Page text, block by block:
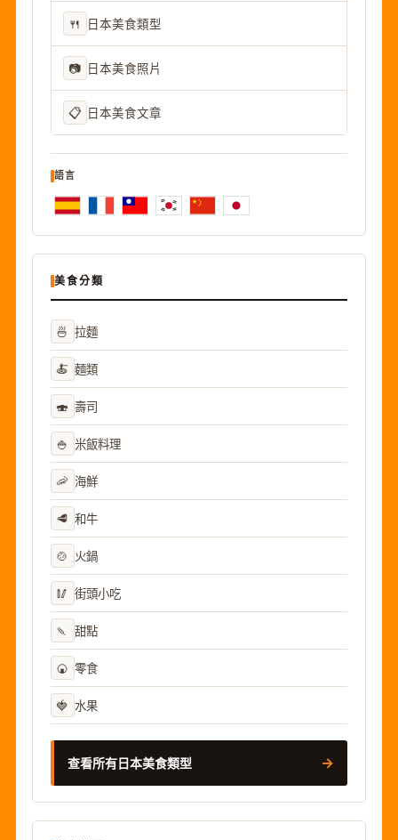
🍴 日本美食類型
📷 日本美食照片
📋 日本美食文章
語言
美食分類
🍜 拉麵
🍝 麵類
🍣 壽司
🍚 米飯料理
🦐 海鮮
🥩 和牛
🍲 火鍋
🥢 街頭小吃
🍡 甜點
🍘 零食
🍓 水果
查看所有日本美食類型 →